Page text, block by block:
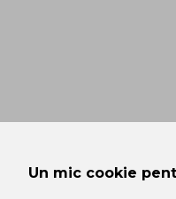
Un mic cookie